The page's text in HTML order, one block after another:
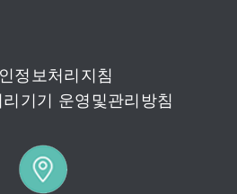
정보처리지침
기기 운영및관리방침